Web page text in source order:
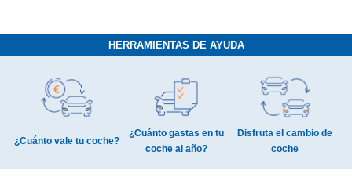
HERRAMIENTAS DE AYUDA
¿Cuánto vale tu coche?
¿Cuánto gastas en tu
coche al año?
Disfruta el cambio de
coche